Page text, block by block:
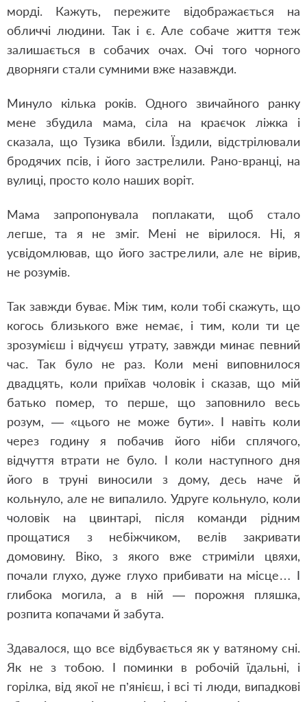
морді. Кажуть, пережите відображається на
обличчі людини. Так і є. Але собаче життя теж
залишається в собачих очах. Очі того чорного
дворняги стали сумними вже назавжди.
Минуло кілька років. Одного звичайного ранку
мене збудила мама, сіла на краєчок ліжка і
сказала, що Тузика вбили. Їздили, відстрілювали
бродячих псів, і його застрелили. Рано-вранці, на
вулиці, просто коло наших воріт.
Мама запропонувала поплакати, щоб стало
легше, та я не зміг. Мені не вірилося. Ні, я
усвідомлював, що його застрелили, але не вірив,
не розумів.
Так завжди буває. Між тим, коли тобі скажуть, що
когось близького вже немає, і тим, коли ти це
зрозумієш і відчуєш утрату, завжди минає певний
час. Так було не раз. Коли мені виповнилося
двадцять, коли приїхав чоловік і сказав, що мій
батько помер, то перше, що заповнило весь
розум, — «цього не може бути». І навіть коли
через годину я побачив його ніби сплячого,
відчуття втрати не було. І коли наступного дня
його в труні виносили з дому, десь наче й
кольнуло, але не випалило. Удруге кольнуло, коли
чоловік на цвинтарі, після команди рідним
прощатися з небіжчиком, велів закривати
домовину. Віко, з якого вже стриміли цвяхи,
почали глухо, дуже глухо прибивати на місце… І
глибока могила, а в ній — порожня пляшка,
розпита копачами й забута.
Здавалося, що все відбувається як у ватяному сні.
Як не з тобою. І поминки в робочій їдальні, і
горілка, від якої не п’янієш, і всі ті люди, випадкові